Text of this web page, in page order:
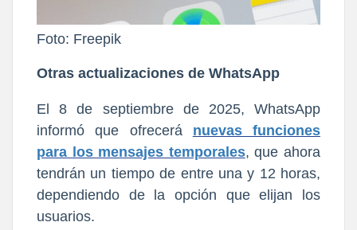
Foto: Freepik
Otras actualizaciones de WhatsApp
El 8 de septiembre de 2025, WhatsApp
informó que ofrecerá
nuevas funciones
para los mensajes temporales, que ahora
tendrán un tiempo de entre una y 12 horas,
dependiendo de la opción que elijan los
usuarios.